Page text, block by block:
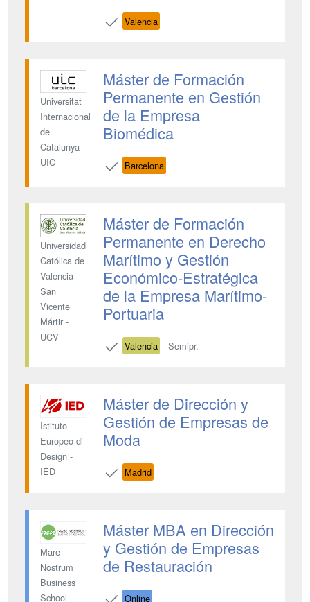
Valencia
Universitat
Internacional
de
Catalunya -
UIC
Máster de Formación
Permanente en Gestión
de la Empresa
Biomédica
Barcelona
Universidad
Católica de
Valencia
San
Vicente
Mártir -
UCV
Máster de Formación
Permanente en Derecho
Marítimo y Gestión
Económico-Estratégica
de la Empresa Marítimo-
Portuaria
Valencia - Semipr.
Istituto
Europeo di
Design -
IED
Máster de Dirección y
Gestión de Empresas de
Moda
Madrid
Mare
Nostrum
Business
School
Máster MBA en Dirección
y Gestión de Empresas
de Restauración
Online